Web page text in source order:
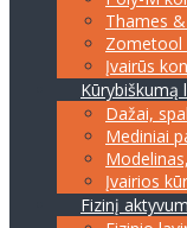
Thames
Zometool
Įvairūs
Kūrybiškumą
Dažai,
Mediniai
Įvairios
Fizinį